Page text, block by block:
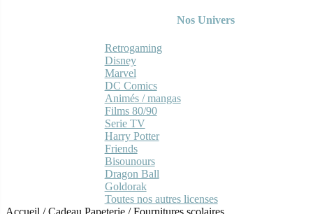
Nos Univers
Retrogaming
Disney
Marvel
DC Comics
Animés / mangas
Films 80/90
Serie TV
Harry Potter
Friends
Bisounours
Dragon Ball
Goldorak
Toutes nos autres licenses
Accueil /Cadeau Papeterie /Fournitures scolaires